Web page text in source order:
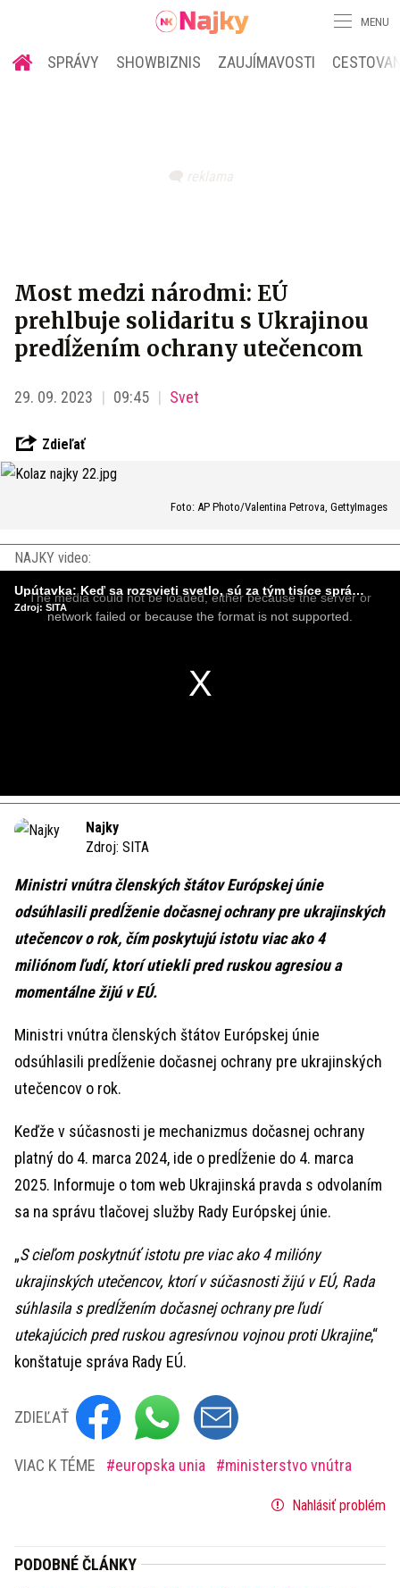
MENU
SPRÁVY SHOWBIZNIS ZAUJÍMAVOSTI
Most medzi národmi: EÚ
prehlbuje solidaritu s Ukrajinou
predĺžením ochrany utečencom
29. 09. 2023 09:45 Svet
Zdieľať
Foto: AP Photo/Valentina Petrova, GettyImages
NAJKY video:
window.
The media could not be loaded, either because the server or
network failed or because the format is not supported.
Upútavka: Keď sa rozsvieti svetlo, sú za tým tisíce správnych rozhodnutí. Ako vzniká infraštruktúra, ktorú nevnímame?
Zdroj: SITA
Najky
Zdroj: SITA
Ministri vnútra členských štátov Európskej únie
odsúhlasili predĺženie dočasnej ochrany pre ukrajinských
utečencov o rok, čím poskytujú istotu viac ako 4
miliónom ľudí, ktorí utiekli pred ruskou agresiou a
momentálne žijú v EÚ.
Ministri vnútra členských štátov Európskej únie
odsúhlasili predĺženie dočasnej ochrany pre ukrajinských
utečencov o rok.
Keďže v súčasnosti je mechanizmus dočasnej ochrany
platný do 4. marca 2024, ide o predĺženie do 4. marca
2025. Informuje o tom web Ukrajinská pravda s odvolaním
sa na správu tlačovej služby Rady Európskej únie.
„S cieľom poskytnúť istotu pre viac ako 4 milióny
ukrajinských utečencov, ktorí v súčasnosti žijú v EÚ, Rada
súhlasila s predĺžením dočasnej ochrany pre ľudí
utekajúcich pred ruskou agresívnou vojnou proti Ukrajine,“
konštatuje správa Rady EÚ.
ZDIEĽAŤ
VIAC K TÉME europska unia ministerstvo vnútra
Nahlásiť problém
PODOBNÉ ČLÁNKY